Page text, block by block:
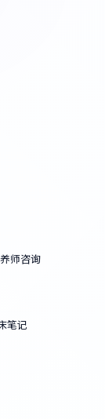
师咨询
笔记